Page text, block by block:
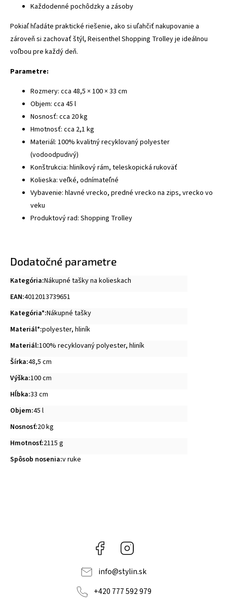
Každodenné pochôdzky a zásoby
Pokiaľ hľadáte praktické riešenie, ako si uľahčiť nakupovanie a
zároveň si zachovať štýl, Reisenthel Shopping Trolley je ideálnou
voľbou pre každý deň.
Parametre:
Rozmery: cca 48,5 × 100 × 33 cm
Objem: cca 45 l
Nosnosť: cca 20 kg
Hmotnosť: cca 2,1 kg
Materiál: 100% kvalitný recyklovaný polyester
(vodoodpudivý)
Konštrukcia: hliníkový rám, teleskopická rukoväť
Kolieska: veľké, odnímateľné
Vybavenie: hlavné vrecko, predné vrecko na zips, vrecko vo
veku
Produktový rad: Shopping Trolley
Dodatočné parametre
Kategória:Nákupné tašky na kolieskach
EAN:4012013739651
Kategória*:Nákupné tašky
Materiál*:polyester, hliník
Materiál:100% recyklovaný polyester, hliník
Šírka:48,5 cm
Výška:100 cm
Hĺbka:33 cm
Objem:45 l
Nosnosť:20 kg
Hmotnosť:2115 g
Spôsob nosenia:v ruke
Facebook
info@stylin.sk
+420 777 592 979